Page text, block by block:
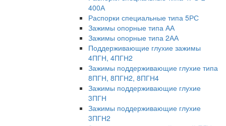
400А
Распорки специальные типа 5РС
Зажимы опорные типа АА
Зажимы опорные типа 2АА
Поддерживающие глухие зажимы
4ПГН, 4ПГН2
Зажимы поддерживающие глухие типа
8ПГН, 8ПГН2, 8ПГН4
Зажимы поддерживающие глухие
3ПГН
Зажимы поддерживающие глухие
3ПГН2